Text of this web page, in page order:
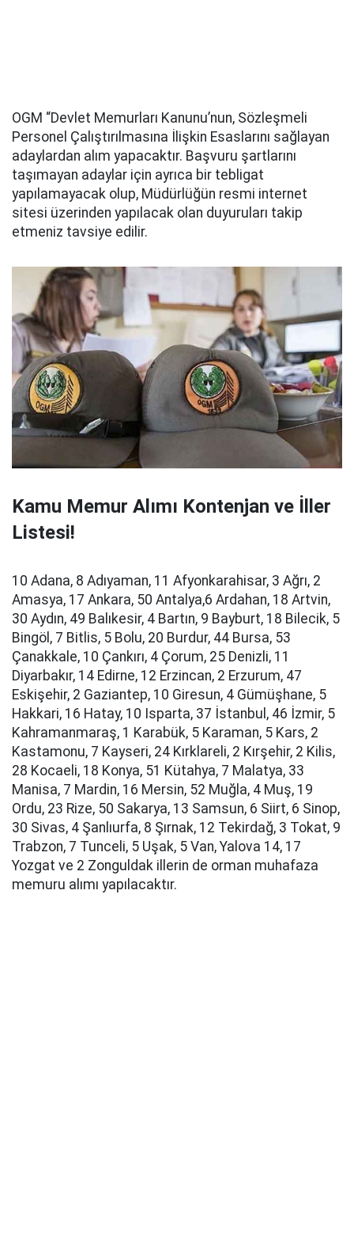
OGM “Devlet Memurları Kanunu’nun, Sözleşmeli
Personel Çalıştırılmasına İlişkin Esaslarını sağlayan
adaylardan alım yapacaktır. Başvuru şartlarını
taşımayan adaylar için ayrıca bir tebligat
yapılamayacak olup, Müdürlüğün resmi internet
sitesi üzerinden yapılacak olan duyuruları takip
etmeniz tavsiye edilir.
Kamu Memur Alımı Kontenjan ve İller
Listesi!
10 Adana, 8 Adıyaman, 11 Afyonkarahisar, 3 Ağrı, 2
Amasya, 17 Ankara, 50 Antalya,6 Ardahan, 18 Artvin,
30 Aydın, 49 Balıkesir, 4 Bartın, 9 Bayburt, 18 Bilecik, 5
Bingöl, 7 Bitlis, 5 Bolu, 20 Burdur, 44 Bursa, 53
Çanakkale, 10 Çankırı, 4 Çorum, 25 Denizli, 11
Diyarbakır, 14 Edirne, 12 Erzincan, 2 Erzurum, 47
Eskişehir, 2 Gaziantep, 10 Giresun, 4 Gümüşhane, 5
Hakkari, 16 Hatay, 10 Isparta, 37 İstanbul, 46 İzmir, 5
Kahramanmaraş, 1 Karabük, 5 Karaman, 5 Kars, 2
Kastamonu, 7 Kayseri, 24 Kırklareli, 2 Kırşehir, 2 Kilis,
28 Kocaeli, 18 Konya, 51 Kütahya, 7 Malatya, 33
Manisa, 7 Mardin, 16 Mersin, 52 Muğla, 4 Muş, 19
Ordu, 23 Rize, 50 Sakarya, 13 Samsun, 6 Siirt, 6 Sinop,
30 Sivas, 4 Şanlıurfa, 8 Şırnak, 12 Tekirdağ, 3 Tokat, 9
Trabzon, 7 Tunceli, 5 Uşak, 5 Van, Yalova 14, 17
Yozgat ve 2 Zonguldak illerin de orman muhafaza
memuru alımı yapılacaktır.